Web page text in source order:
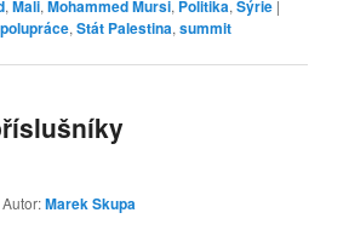
,Mali,Mohammed Mursi, Politika,Sýrie |
,Stát Palestina,summit
Autor:Marek Skupa